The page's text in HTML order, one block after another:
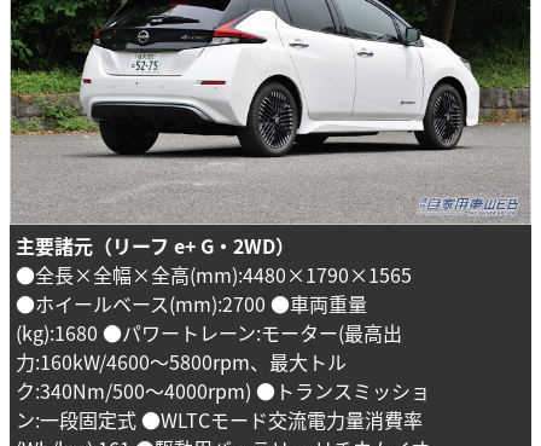
主要諸元（リーフ e+ G・2WD）
●全長×全幅×全高(mm):4480×1790×1565
●ホイールベース(mm):2700 ●車両重量
(kg):1680 ●パワートレーン:モーター(最高出
力:160kW/4600～5800rpm、最大トル
ク:340Nm/500～4000rpm) ●トランスミッショ
ン:一段固定式 ●WLTCモード交流電力量消費率